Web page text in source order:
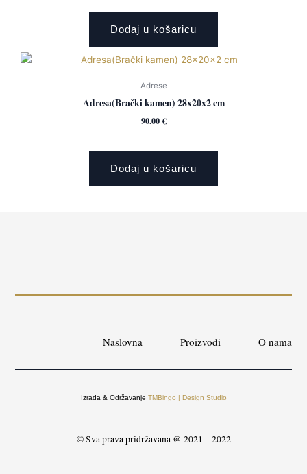
Dodaj u košaricu
Adrese
Adresa(Brački kamen) 28x20x2 cm
90.00€
Dodaj u košaricu
Naslovna Proizvodi O nama
Izrada & Održavanje TMBingo | Design Studio
© Sva prava pridržavana @ 2021 – 2022